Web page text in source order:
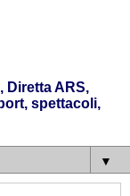
Diretta ARS,
spettacoli,
▼